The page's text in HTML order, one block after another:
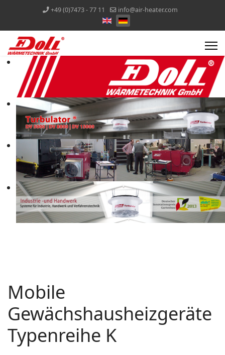
+49 (0)7473 - 77 11 info@air-heater.com
Mobile
Gewächshausheizgeräte
Typenreihe K